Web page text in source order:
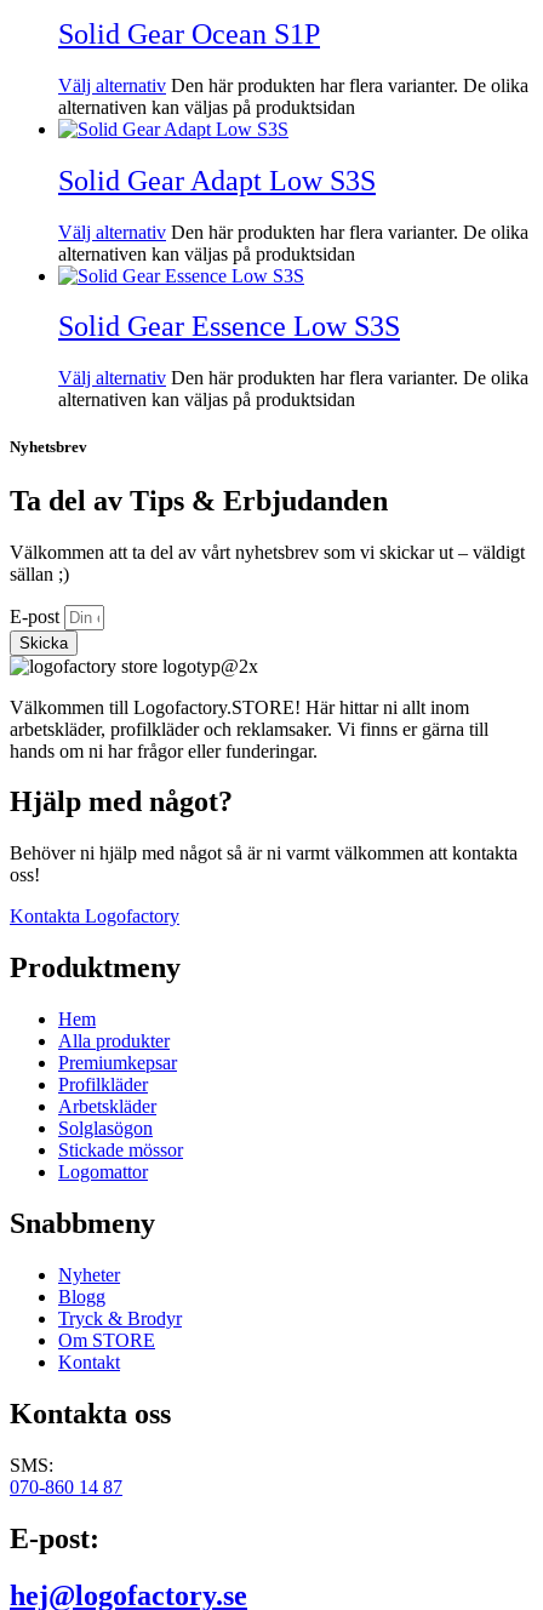
Solid Gear Ocean S1P
Välj alternativ Den här produkten har flera varianter. De olika
alternativen kan väljas på produktsidan
Solid Gear Adapt Low S3S
Välj alternativ Den här produkten har flera varianter. De olika
alternativen kan väljas på produktsidan
Solid Gear Essence Low S3S
Välj alternativ Den här produkten har flera varianter. De olika
alternativen kan väljas på produktsidan
Nyhetsbrev
Ta del av Tips & Erbjudanden
Välkommen att ta del av vårt nyhetsbrev som vi skickar ut – väldigt
sällan ;)
E-post
Skicka
Välkommen till Logofactory.STORE! Här hittar ni allt inom
arbetskläder, profilkläder och reklamsaker. Vi finns er gärna till
hands om ni har frågor eller funderingar.
Hjälp med något?
Behöver ni hjälp med något så är ni varmt välkommen att kontakta
oss!
Kontakta Logofactory
Produktmeny
Hem
Alla produkter
Premiumkepsar
Profilkläder
Arbetskläder
Solglasögon
Stickade mössor
Logomattor
Snabbmeny
Nyheter
Blogg
Tryck & Brodyr
Om STORE
Kontakt
Kontakta oss
SMS:
070-860 14 87
E-post:
hej@logofactory.se